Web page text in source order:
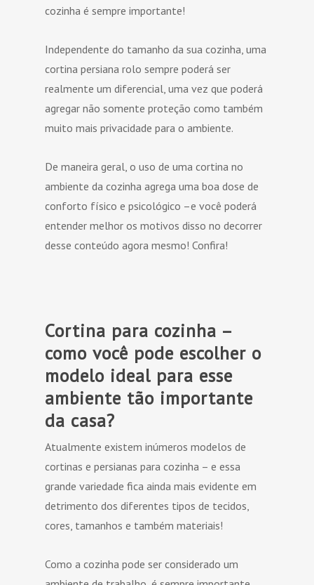
cozinha é sempre importante!
Independente do tamanho da sua cozinha, uma
cortina persiana rolo sempre poderá ser
realmente um diferencial, uma vez que poderá
agregar não somente proteção como também
muito mais privacidade para o ambiente.
De maneira geral, o uso de uma cortina no
ambiente da cozinha agrega uma boa dose de
conforto físico e psicológico –e você poderá
entender melhor os motivos disso no decorrer
desse conteúdo agora mesmo! Confira!
Cortina para cozinha –
como você pode escolher o
modelo ideal para esse
ambiente tão importante
da casa?
Atualmente existem inúmeros modelos de
cortinas e persianas para cozinha – e essa
grande variedade fica ainda mais evidente em
detrimento dos diferentes tipos de tecidos,
cores, tamanhos e também materiais!
Como a cozinha pode ser considerado um